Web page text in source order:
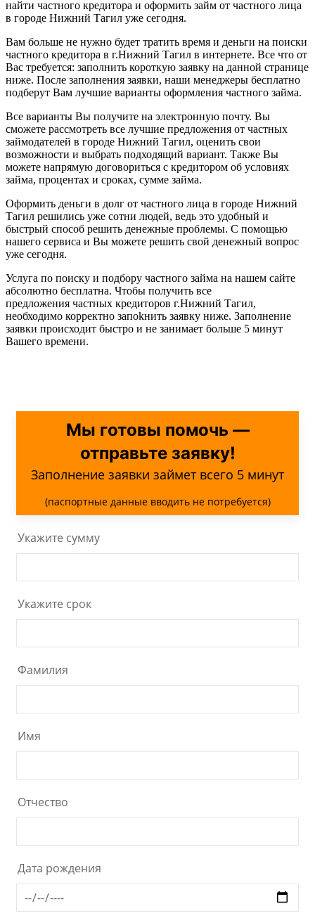
найти частного кредитора и оформить займ от частного лица
в городе Нижний Тагил уже сегодня.
Вам больше не нужно будет тратить время и деньги на поиски
частного кредитора в г.Нижний Тагил в интернете. Все что от
Вас требуется: заполнить короткую заявку на данной странице
ниже. После заполнения заявки, наши менеджеры бесплатно
подберут Вам лучшие варианты оформления частного займа.
Все варианты Вы получите на электронную почту. Вы
сможете рассмотреть все лучшие предложения от частных
займодателей в городе Нижний Тагил, оценить свои
возможности и выбрать подходящий вариант. Также Вы
можете напрямую договориться с кредитором об условиях
займа, процентах и сроках, сумме займа.
Оформить деньги в долг от частного лица в городе Нижний
Тагил решились уже сотни людей, ведь это удобный и
быстрый способ решить денежные проблемы. С помощью
нашего сервиса и Вы можете решить свой денежный вопрос
уже сегодня.
Услуга по поиску и подбору частного займа на нашем сайте
абсолютно бесплатна. Чтобы получить все
предложения частных кредиторов г.Нижний Тагил,
необходимо корректно запоkнить заявку ниже. Заполнение
заявки происходит быстро и не занимает больше 5 минут
Вашего времени.